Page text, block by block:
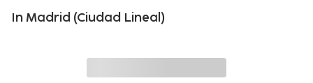
In Madrid (Ciudad Lineal)